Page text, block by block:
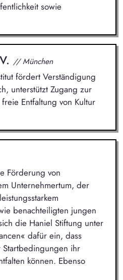
sowie
// München
fördert Verständigung
unterstützt Zugang zur
Entfaltung von Kultur
Förderung von
Unternehmertum, der
benachteiligten jungen
die Haniel Stiftung unter
dafür ein, dass
ihr
können. Ebenso